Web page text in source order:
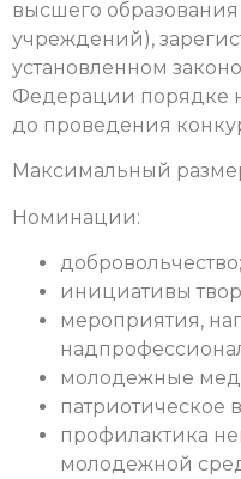
высшего
учреждений),
установленном
Федерации порядке
до проведения
Максимальный
Номинации:
добровольчество;
инициативы
мероприятия,
молодежные
патриотическое
профилактика
молодежной